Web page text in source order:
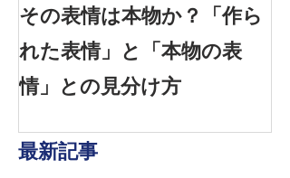
その表情は本物か？「作ら
れた表情」と「本物の表
情」との見分け方
最新記事